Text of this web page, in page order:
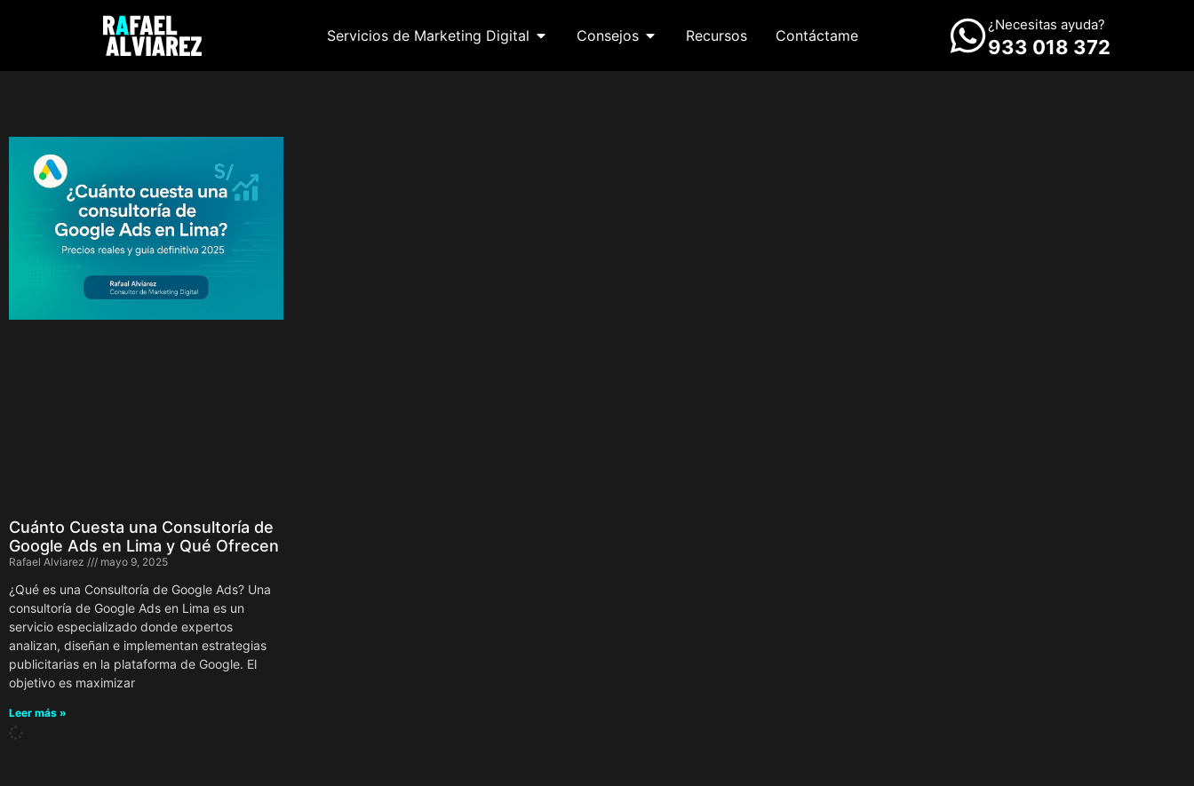
Servicios de Marketing Digital Consejos Recursos Contáctame
¿Necesitas ayuda?
933 018 372
Cuánto Cuesta una Consultoría de
Google Ads en Lima y Qué Ofrecen
Rafael Alviarez mayo 9, 2025
¿Qué es una Consultoría de Google Ads? Una
consultoría de Google Ads en Lima es un
servicio especializado donde expertos
analizan, diseñan e implementan estrategias
publicitarias en la plataforma de Google. El
objetivo es maximizar
Leer más »